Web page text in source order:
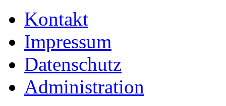
Kontakt
Impressum
Datenschutz
Administration